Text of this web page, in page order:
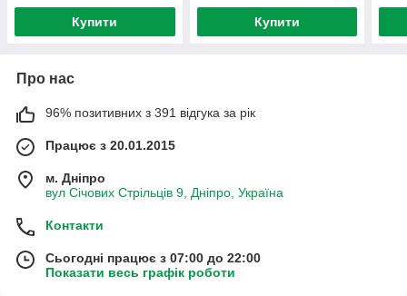
Купити Купити
Про нас
96% позитивних з 391 відгука за рік
Працює з 20.01.2015
м. Дніпро
вул Січових Стрільців 9, Дніпро, Україна
Контакти
Сьогодні працює з 07:00 до 22:00
Показати весь графік роботи